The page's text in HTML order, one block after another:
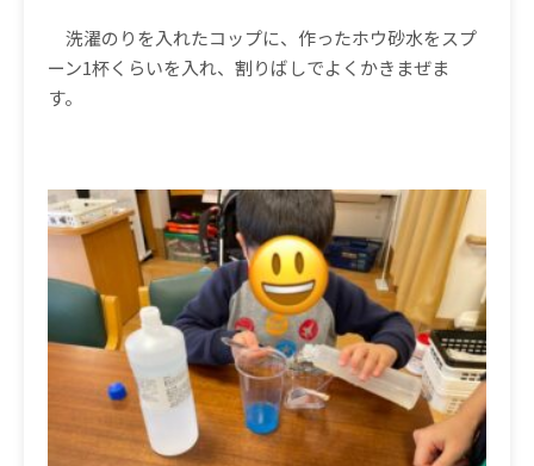
洗濯のりを入れたコップに、作ったホウ砂水をスプ
ーン1杯くらいを入れ、割りばしでよくかきまぜま
す。